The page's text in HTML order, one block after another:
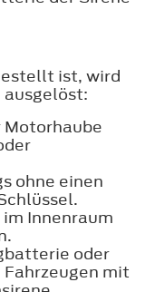
ist, wird
Motorhaube
ohne einen
Innenraum
oder
mit